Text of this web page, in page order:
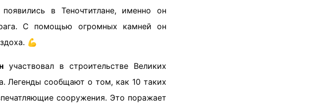
в Теночтитлане, именно он
С помощью огромных камней он
💪
участвовал в строительстве Великих
Легенды сообщают о том, как 10 таких
сооружения. Это поражает